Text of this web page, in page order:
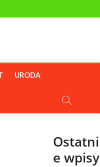
URODA
Ostatni
e wpisy